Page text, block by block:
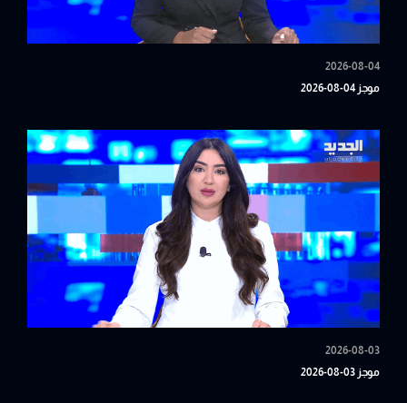
2026-08-04
موجز 04-08-2026
2026-08-03
موجز 03-08-2026